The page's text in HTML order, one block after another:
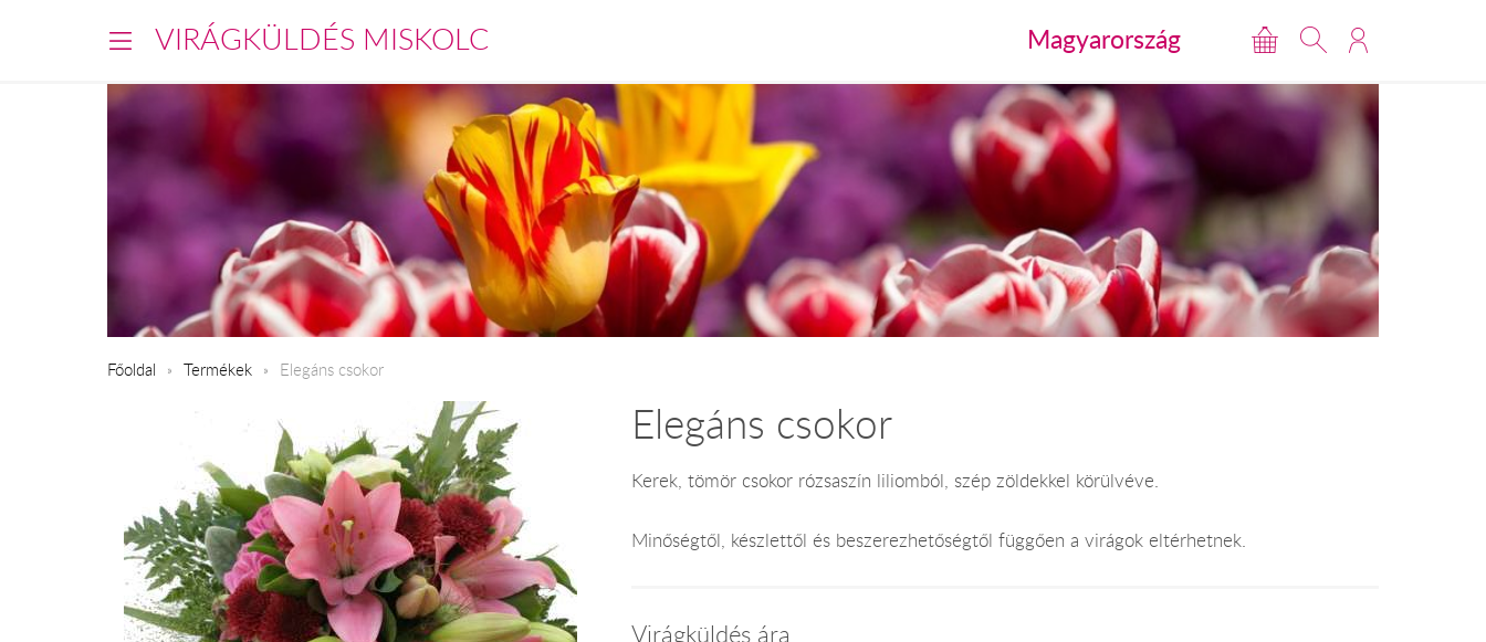
VIRÁGKÜLDÉS MISKOLC Magyarország
Főoldal Termékek Elegáns csokor
Elegáns csokor
Kerek, tömör csokor rózsaszín liliomból, szép zöldekkel körülvéve.
Minőségtől, készlettől és beszerezhetőségtől függően a virágok eltérhetnek.
Virágküldés ára